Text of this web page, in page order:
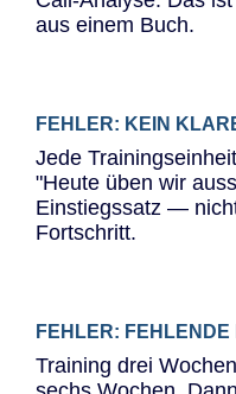
aus einem Buch.
FEHLER: KEIN
Jede
"Heute üben wir
Einstiegssatz —
Fortschritt.
FEHLER:
Training drei